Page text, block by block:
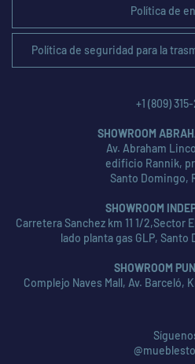
Política de
Política de seguridad para la
+1 (809)
SHOWROOM
Av. Abraham
edificio Rannik,
Santo Domingo,
SHOWROOM
Carretera Sanchez km 11 1/2,Sector
lado planta gas GLP, Santo
SHOWROOM
Complejo Naves Mall, Av. Barceló,